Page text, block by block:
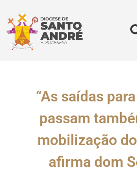
“As saídas
passam
mobilização
afirma dom